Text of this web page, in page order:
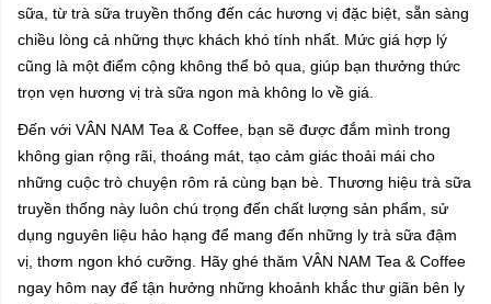
sữa, từ trà sữa truyền thống đến các hương vị đặc biệt, sẵn sàng
chiều lòng cả những thực khách khó tính nhất. Mức giá hợp lý
cũng là một điểm cộng không thể bỏ qua, giúp bạn thưởng thức
trọn vẹn hương vị trà sữa ngon mà không lo về giá.
Đến với VÂN NAM Tea & Coffee, bạn sẽ được đắm mình trong
không gian rộng rãi, thoáng mát, tạo cảm giác thoải mái cho
những cuộc trò chuyện rôm rả cùng bạn bè. Thương hiệu trà sữa
truyền thống này luôn chú trọng đến chất lượng sản phẩm, sử
dụng nguyên liệu hảo hạng để mang đến những ly trà sữa đậm
vị, thơm ngon khó cưỡng. Hãy ghé thăm VÂN NAM Tea & Coffee
ngay hôm nay để tận hưởng những khoảnh khắc thư giãn bên ly